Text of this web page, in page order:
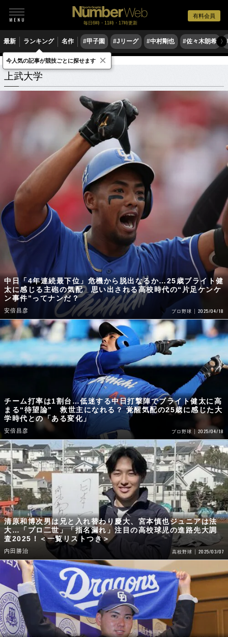
有料会員
毎日6時・11時・17時更新
最新 ランキング 名作 #甲子園 #Jリーグ #中村剛也 #佐々木朗希 〉
学校 群馬県 上武大学 関連記事
上武大学
中日「4年連続最下位」危機から脱出なるか…25歳ブライト健
太に感じる主砲の気配 思い出される高校時代の“片足ケンケ
ン事件”ってナンだ？
安倍昌彦 プロ野球 2025/04/18
チーム打率は1割台…低迷する中日打撃陣でブライト健太に高
まる“待望論” 救世主になれる？ 覚醒気配の25歳に感じた大
学時代との「ある変化」
安倍昌彦 プロ野球 2025/04/18
清原和博次男は兄と入れ替わり慶大、宮本慎也ジュニアは法
大…「プロ二世」「指名漏れ」注目の高校球児の進路先大調
査2025！＜一覧リストつき＞
内田勝治 高校野球 2025/03/07
今人気の記事が競技ごとに探せます ×